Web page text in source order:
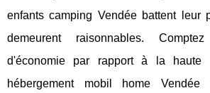
enfants camping Vendée battent leur
demeurent raisonnables.
d'économie par rapport à la haute
hébergement mobil home Vendée